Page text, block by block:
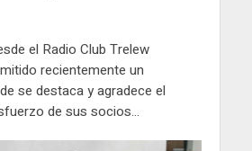
el Radio Club Trelew
recientemente un
se destaca y agradece el
de sus socios...